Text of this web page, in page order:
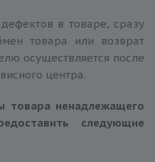
в товаре, сразу
товара или возврат
осуществляется после
центра.
товара ненадлежащего
следующие